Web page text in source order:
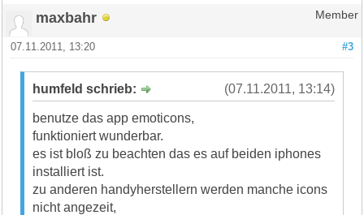
maxbahr Member
#3
07.11.2011, 13:20
(07.11.2011, 13:14)
humfeld schrieb:
benutze das app emoticons,
funktioniert wunderbar.
es ist bloß zu beachten das es auf beiden iphones
installiert ist.
zu anderen handyherstellern werden manche icons
nicht angezeit,